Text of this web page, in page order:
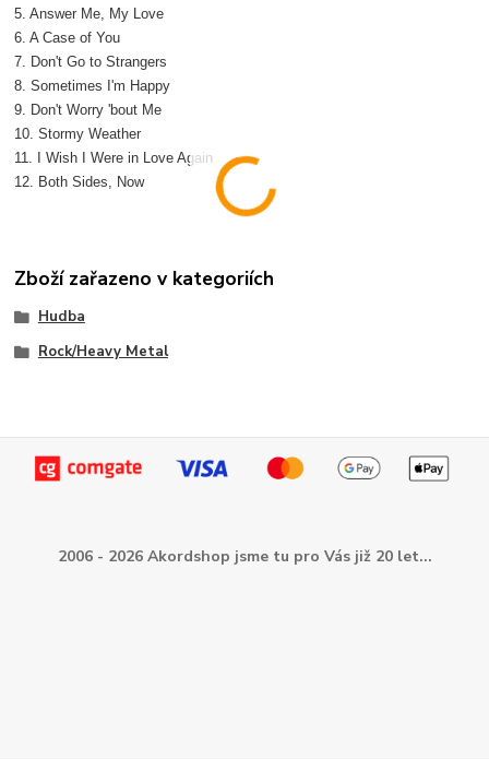
5. Answer Me, My Love
6. A Case of You
7. Don't Go to Strangers
8. Sometimes I'm Happy
9. Don't Worry 'bout Me
10. Stormy Weather
11. I Wish I Were in Love Again
12. Both Sides, Now
Zboží zařazeno v kategoriích
Hudba
Rock/Heavy Metal
2006 - 2026 Akordshop jsme tu pro Vás již 20 let...